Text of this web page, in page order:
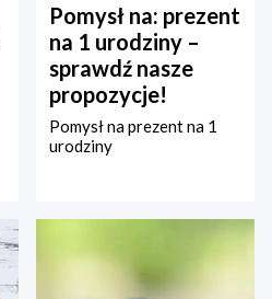
Pomysł na: prezent
na 1 urodziny –
sprawdź nasze
propozycje!
Pomysł na prezent na 1
urodziny